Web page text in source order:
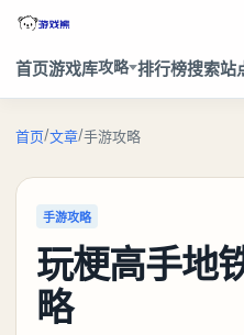
首页游戏库攻略 排行榜搜索站
首页/文章/手游攻略
手游攻略
玩梗高手地
略